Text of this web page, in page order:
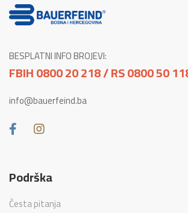
BESPLATNI INFO BROJEVI:
FBIH 0800 20 218 / RS 0800 50
info@bauerfeind.ba
Podrška
Česta pitanja